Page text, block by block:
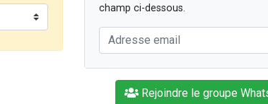
champ ci-dessous.
Rejoindre le groupe